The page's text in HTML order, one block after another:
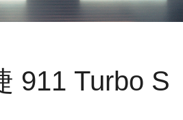
911 Turbo S